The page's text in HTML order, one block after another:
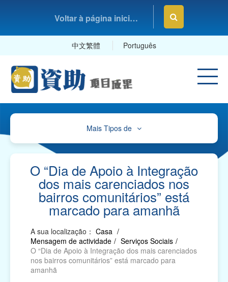
Voltar à página inicial da Fundação Macau
中文繁體 Português
Mais Tipos de
Cultura, Desporto e Lazer
Educação e Estudos
Saúde e Higiene
Serviços Sociais
Associações Comerciais, Profissionais e Sindicatos
Religião
Campanhas de Actividades Filantrópicas, Voluntárias
O “Dia de Apoio à Integração
dos mais carenciados nos
bairros comunitários” está
marcado para amanhã
A sua localização： Casa /
Mensagem de actividade / Serviços Sociais /
O “Dia de Apoio à Integração dos mais carenciados
nos bairros comunitários” está marcado para
amanhã